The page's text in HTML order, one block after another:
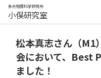
多元物質科学研究所
小俣研究室
松本真志さん（M1
会において、Best
ました！